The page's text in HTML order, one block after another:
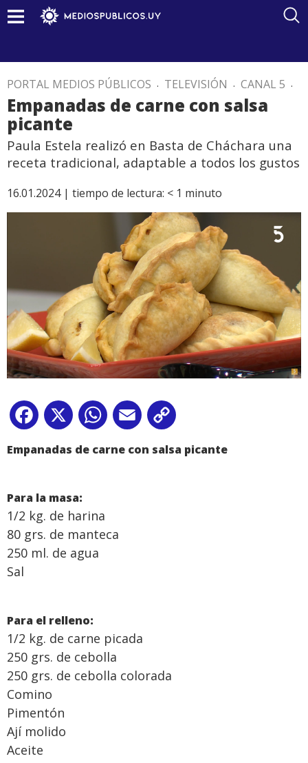
PORTAL MEDIOS PÚBLICOS . TELEVISIÓN . CANAL 5 .
Empanadas de carne con salsa
picante
Paula Estela realizó en Basta de Cháchara una
receta tradicional, adaptable a todos los gustos
16.01.2024 | tiempo de lectura: < 1 minuto
Facebook
X WhatsApp
Email
Link
Empanadas de carne con salsa picante
Para la masa:
1/2 kg. de harina
80 grs. de manteca
250 ml. de agua
Sal
Para el relleno:
1/2 kg. de carne picada
250 grs. de cebolla
250 grs. de cebolla colorada
Comino
Pimentón
Ají molido
Aceite